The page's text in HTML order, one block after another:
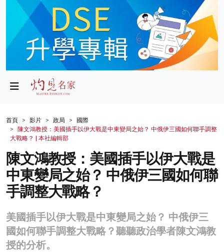
政局
財經
生活
健康
商業
科技
影片
名家榜
首頁 影片 政局
國際
陳文鴻教授：美國插手以伊大戰是中東變局之始？ 中俄伊三國如何聯手調整
大戰略？ | 本社編輯部
陳文鴻教授：美國插手以伊大戰是
中東變局之始？ 中俄伊三國如何聯
手調整大戰略？
美國插手以伊大戰是中東變局之始？ 中俄伊三
國如何聯手調整大戰略？聽聽政治學者陳文鴻教
授的分析。